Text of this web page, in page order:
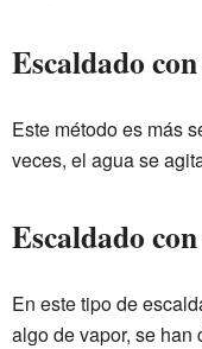
Escaldado
Este método es más
veces, el agua se
Escaldado
En este tipo de
algo de vapor, se